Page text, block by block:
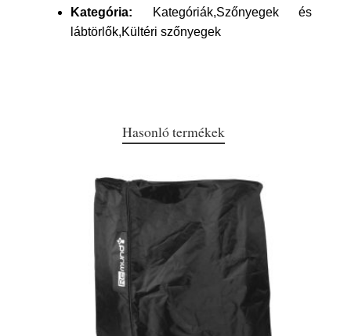
Kategória: Kategóriák,Szőnyegek és
lábtörlők,Kültéri szőnyegek
Hasonló termékek